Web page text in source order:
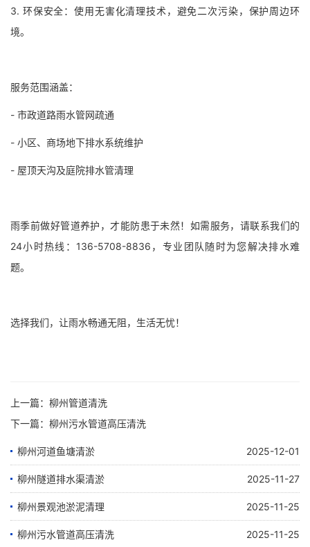
3. 环保安全：使用无害化清理技术，避免二次污染，保护周边环
境。
服务范围涵盖：
- 市政道路雨水管网疏通
- 小区、商场地下排水系统维护
- 屋顶天沟及庭院排水管清理
雨季前做好管道养护，才能防患于未然！如需服务，请联系我们的
24小时热线：136-5708-8836，专业团队随时为您解决排水难
题。
选择我们，让雨水畅通无阻，生活无忧！
上一篇： 柳州管道清洗
下一篇： 柳州污水管道高压清洗
柳州河道鱼塘清淤 2025-12-01
柳州隧道排水渠清淤 2025-11-27
柳州景观池淤泥清理 2025-11-25
柳州污水管道高压清洗 2025-11-25